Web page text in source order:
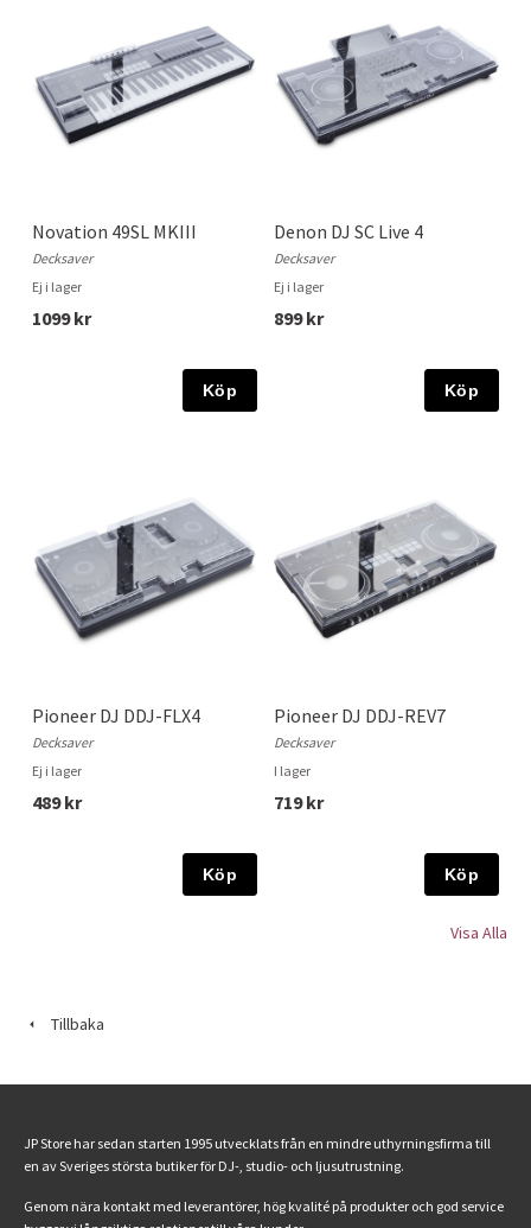
Novation 49SL MKIII
Decksaver
Ej i lager
1099 kr
Köp
Denon DJ SC Live 4
Decksaver
Ej i lager
899 kr
Köp
Pioneer DJ DDJ-FLX4
Decksaver
Ej i lager
489 kr
Köp
Pioneer DJ DDJ-REV7
Decksaver
I lager
719 kr
Köp
Visa Alla
Tillbaka
JP Store har sedan starten 1995 utvecklats från en mindre uthyrningsfirma till
en av Sveriges största butiker för DJ-, studio- och ljusutrustning.
Genom nära kontakt med leverantörer, hög kvalité på produkter och god service